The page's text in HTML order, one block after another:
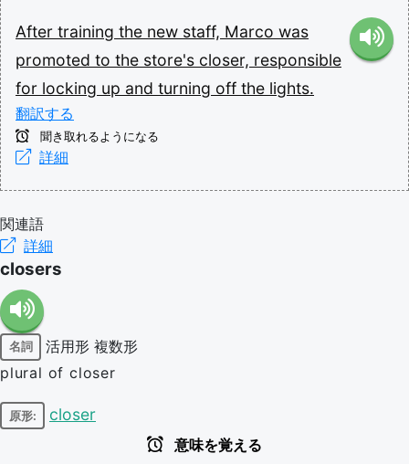
After training the new staff, Marco was
promoted to the store's closer, responsible
for locking up and turning off the lights.
翻訳する
聞き取れるようになる
詳細
関連語
詳細
closers
名詞 活用形 複数形
plural of closer
原形: closer
意味を覚える